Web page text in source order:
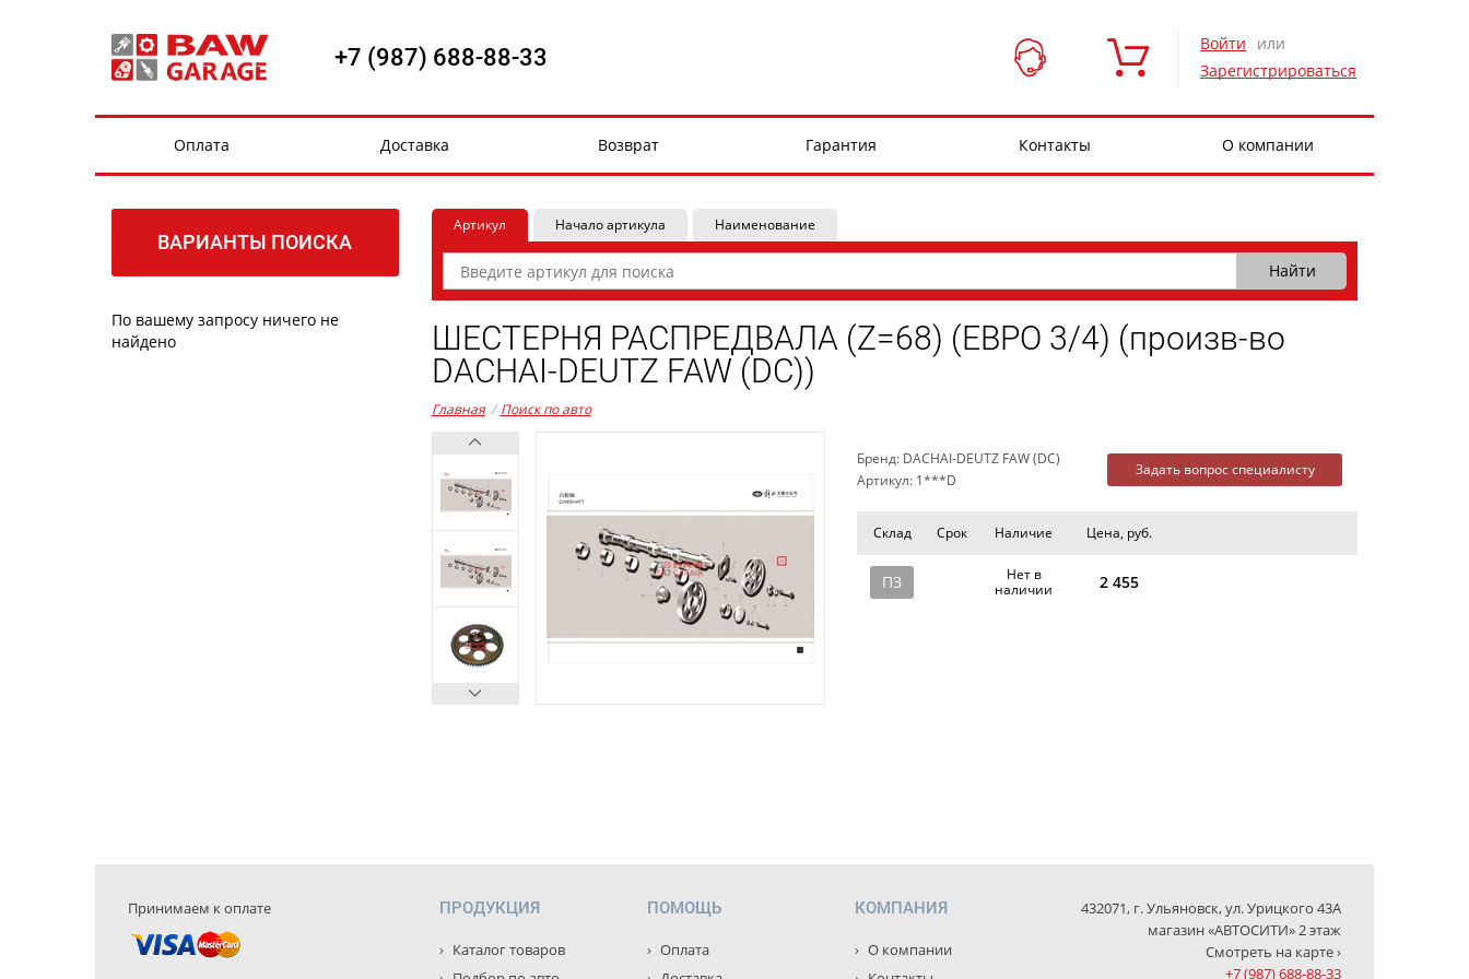
+7 (987) 688-88-33 Войти
или
Зарегистрироваться
Оплата Доставка Возврат Гарантия Контакты О компании
ВАРИАНТЫ ПОИСКА
По вашему запросу ничего не
найдено
Артикул Начало артикула Наименование
ШЕСТЕРНЯ РАСПРЕДВАЛА (Z=68) (ЕВРО 3/4) (произв-во
DACHAI-DEUTZ FAW (DC))
Главная / Поиск по авто
Бренд: DACHAI-DEUTZ FAW (DC)
Артикул: 1***D
Задать вопрос специалисту
Склад Срок Наличие Цена, руб.
ПЗ
Нет в
наличии
2 455
Принимаем к оплате ПРОДУКЦИЯ
Каталог товаров
ПОМОЩЬ
Оплата
КОМПАНИЯ
О компании
432071, г. Ульяновск, ул. Урицкого 43А
магазин «АВТОСИТИ» 2 этаж
Смотреть на карте ›
+7 (987) 688-88-33